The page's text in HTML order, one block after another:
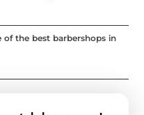
the best barbershops in